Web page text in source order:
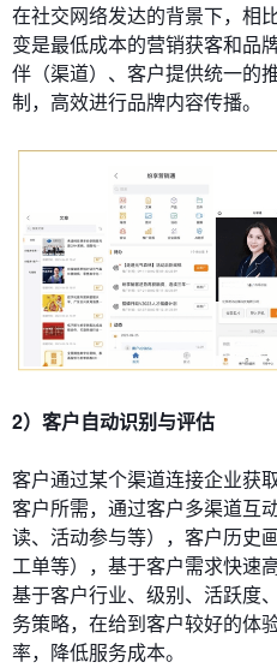
在社交网络发达的背景下，相
变是最低成本的营销获客和品
伴（渠道）、客户提供统一的
制，高效进行品牌内容传播。
2）客户自动识别与评估
客户通过某个渠道连接企业获
客户所需，通过客户多渠道互
读、活动参与等），客户历史
工单等），基于客户需求快速
基于客户行业、级别、活跃度
务策略，在给到客户较好的体
率，降低服务成本。